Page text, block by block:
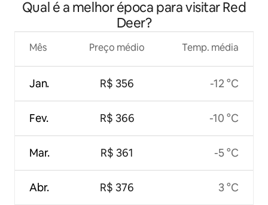
Qual é a melhor época para visitar Red
Deer?
Mês
Jan.
Fev.
Mar.
Abr.
Preço médio
R$ 356
R$ 366
R$ 361
R$ 376
Temp. média
-12 °C
-10 °C
-5 °C
3 °C